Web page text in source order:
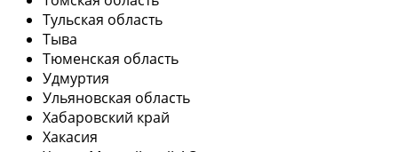
Тульская область
Тыва
Тюменская область
Удмуртия
Ульяновская область
Хабаровский край
Хакасия